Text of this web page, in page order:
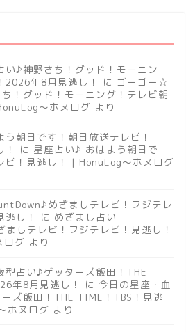
♪神野さち！グッド！モーニン
2026年8月見逃し！
に ゴーゴー☆
！グッド！モーニング！テレビ朝
～ホヌログ より
朝日です！朝日放送テレビ！
に 星座占い♪ おはよう朝日で
ビ！見逃し！ | HonuLog～ホヌログ
めざましテレビ！フジテレ
し！
に めざまし占い
しテレビ！フジテレビ！見逃し！
ログ より
型占い♪ゲッターズ飯田！THE
年8月見逃し！
に 今日の星座・血
ズ飯田！THE TIME！TBS！見逃
ホヌログ より